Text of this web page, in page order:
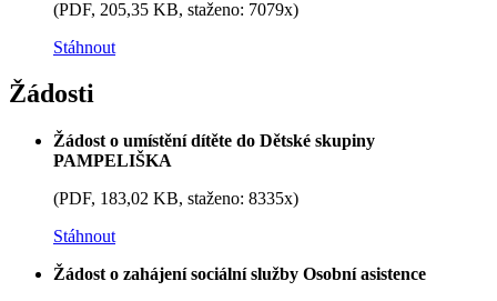
(PDF, 205,35 KB, staženo: 7079x)
Stáhnout
Žádosti
Žádost o umístění dítěte do Dětské skupiny
PAMPELIŠKA
(PDF, 183,02 KB, staženo: 8335x)
Stáhnout
Žádost o zahájení sociální služby Osobní asistence